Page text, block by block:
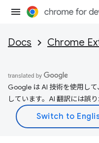
Docs Chrome
Google は AI 技術を使用し
しています。AI 翻訳には誤